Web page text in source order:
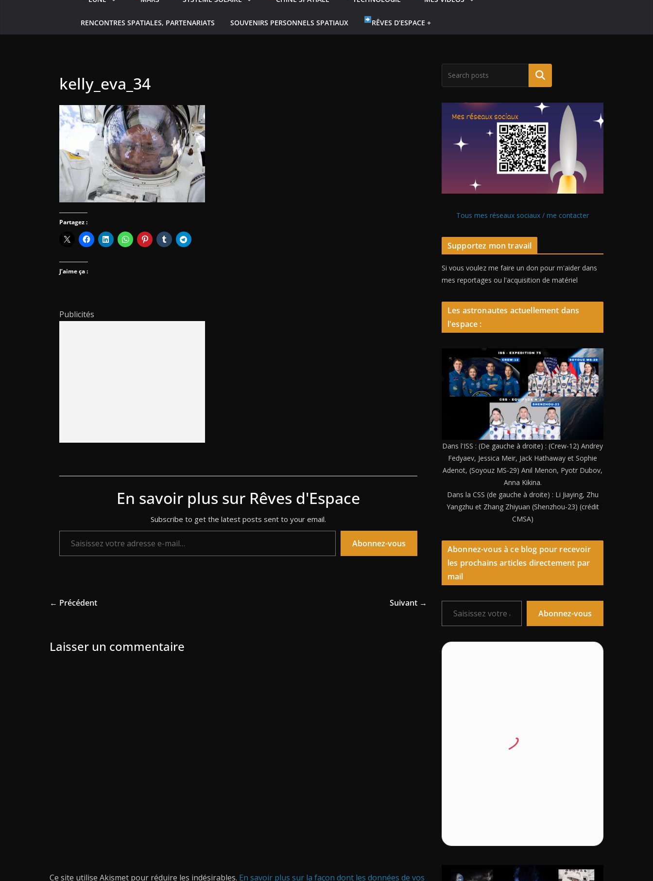
RENCONTRES SPATIALES, PARTENARIATS SOUVENIRS PERSONNELS SPATIAUX RÊVES D’ESPACE +
kelly_eva_34
Partagez :
J’aime ça :
Publicités
En savoir plus sur Rêves d'Espace
Subscribe to get the latest posts sent to your email.
Saisissez votre adresse e-mail…
Abonnez-vous
← Précédent Suivant →
Laisser un commentaire
Ce site utilise Akismet pour réduire les indésirables. En savoir plus sur la façon dont les données de vos
Tous mes réseaux sociaux / me contacter
Supportez mon travail
Si vous voulez me faire un don pour m'aider dans
mes reportages ou l'acquisition de matériel
Les astronautes actuellement dans
l'espace :
Dans l'ISS : (De gauche à droite) : (Crew-12) Andrey
Fedyaev, Jessica Meir, Jack Hathaway et Sophie
Adenot, (Soyouz MS-29) Anil Menon, Pyotr Dubov,
Anna Kikina.
Dans la CSS (de gauche à droite) : Li Jiaying, Zhu
Yangzhu et Zhang Zhiyuan (Shenzhou-23) (crédit
CMSA)
Abonnez-vous à ce blog pour recevoir
les prochains articles directement par
mail
Saisissez votre adresse e-mail…
Abonnez-vous